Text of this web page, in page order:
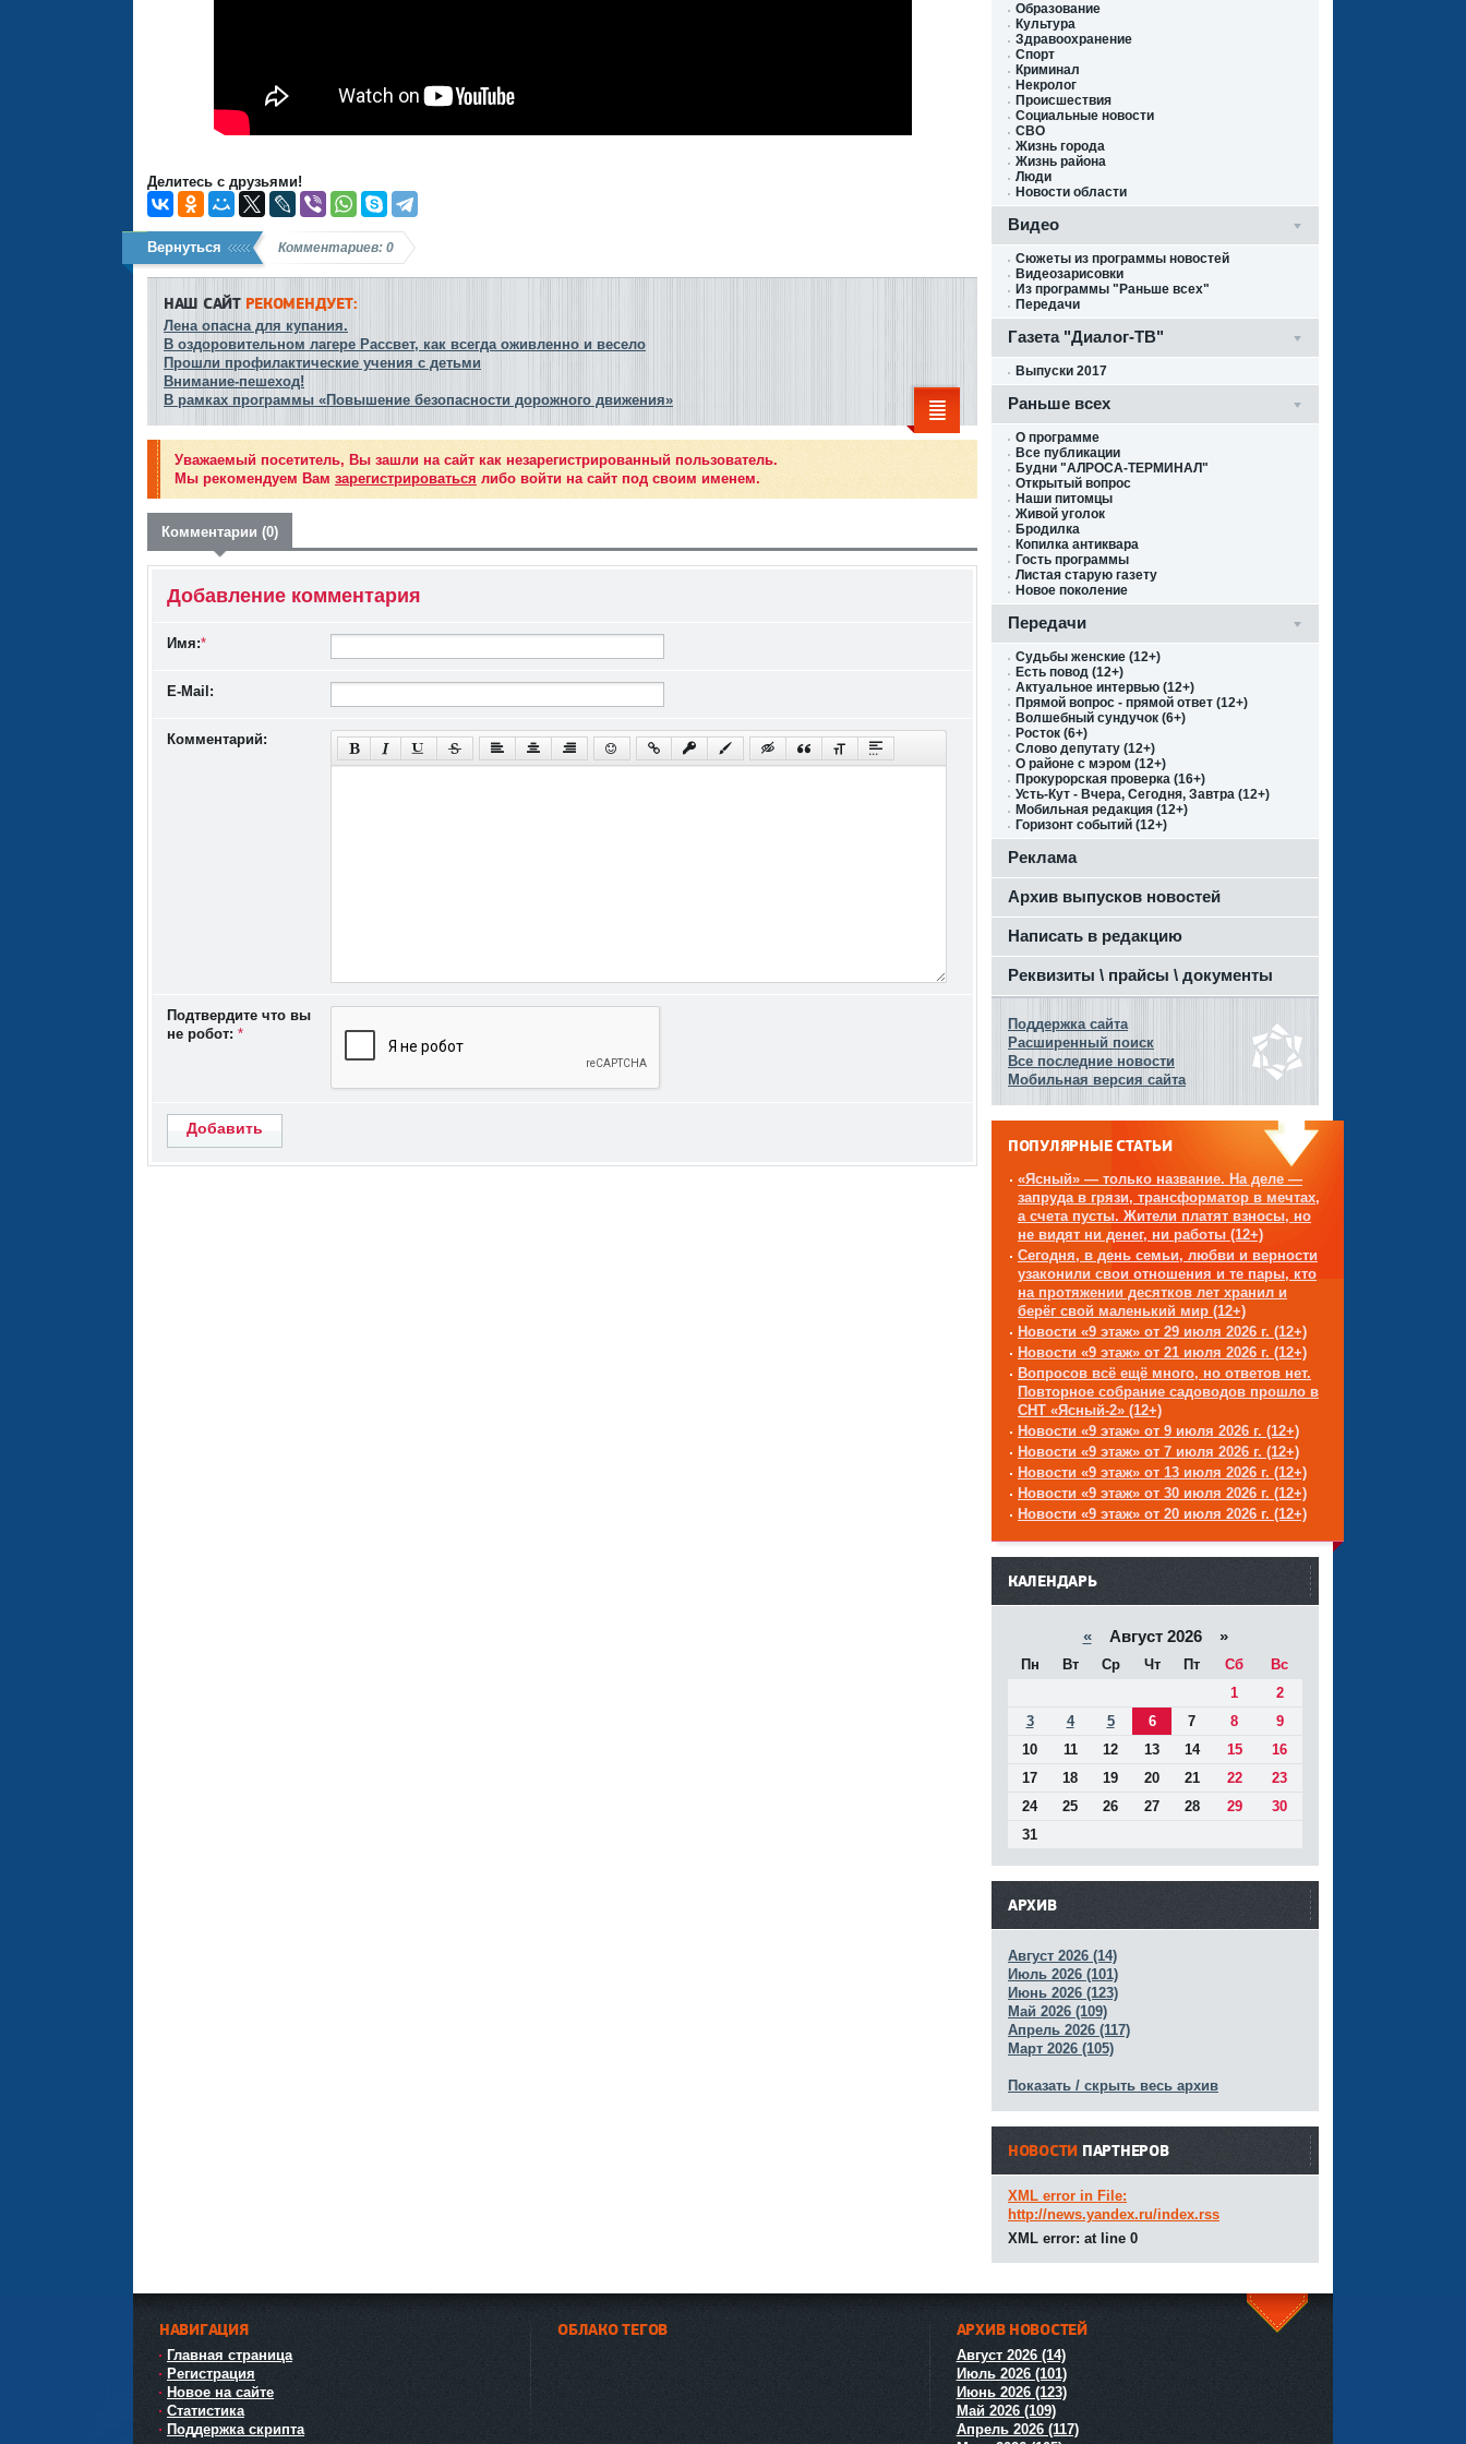
Делитесь с друзьями!
Вернуться Комментариев: 0
НАШ САЙТРЕКОМЕНДУЕТ:
Лена опасна для купания.
В оздоровительном лагере Рассвет, как всегда оживленно и весело
Прошли профилактические учения с детьми
Внимание-пешеход!
В рамках программы «Повышение безопасности дорожного движения»
Уважаемый посетитель, Вы зашли на сайт как незарегистрированный пользователь.
Мы рекомендуем Вам зарегистрироваться либо войти на сайт под своим именем.
Комментарии (0)
Добавление комментария
Имя:*
E-Mail:
Комментарий:
Подтвердите что вы
не робот: *
Добавить
Образование
Культура
Здравоохранение
Спорт
Криминал
Некролог
Происшествия
Социальные новости
СВО
Жизнь города
Жизнь района
Люди
Новости области
Видео
Сюжеты из программы новостей
Видеозарисовки
Из программы "Раньше всех"
Передачи
Газета "Диалог-ТВ"
Выпуски 2017
Раньше всех
О программе
Все публикации
Будни "АЛРОСА-ТЕРМИНАЛ"
Открытый вопрос
Наши питомцы
Живой уголок
Бродилка
Копилка антиквара
Гость программы
Листая старую газету
Новое поколение
Передачи
Судьбы женские (12+)
Есть повод (12+)
Актуальное интервью (12+)
Прямой вопрос - прямой ответ (12+)
Волшебный сундучок (6+)
Росток (6+)
Слово депутату (12+)
О районе с мэром (12+)
Прокурорская проверка (16+)
Усть-Кут - Вчера, Сегодня, Завтра (12+)
Мобильная редакция (12+)
Горизонт событий (12+)
Реклама
Архив выпусков новостей
Написать в редакцию
Реквизиты \ прайсы \ документы
Поддержка сайта
Расширенный поиск
Все последние новости
Мобильная версия сайта
ПОПУЛЯРНЫЕ СТАТЬИ
«Ясный» — только название. На деле —
запруда в грязи, трансформатор в мечтах,
а счета пусты. Жители платят взносы, но
не видят ни денег, ни работы (12+)
Сегодня, в день семьи, любви и верности
узаконили свои отношения и те пары, кто
на протяжении десятков лет хранил и
берёг свой маленький мир (12+)
Новости «9 этаж» от 29 июля 2026 г. (12+)
Новости «9 этаж» от 21 июля 2026 г. (12+)
Вопросов всё ещё много, но ответов нет.
Повторное собрание садоводов прошло в
СНТ «Ясный-2» (12+)
Новости «9 этаж» от 9 июля 2026 г. (12+)
Новости «9 этаж» от 7 июля 2026 г. (12+)
Новости «9 этаж» от 13 июля 2026 г. (12+)
Новости «9 этаж» от 30 июля 2026 г. (12+)
Новости «9 этаж» от 20 июля 2026 г. (12+)
------
КАЛЕНДАРЬ
«Август 2026 »
Пн Вт Ср Чт Пт Сб
Вс
1
2
3
4 5 6 7 8
9
10
11 12 13 14 15
16
17
18 19 20 21 22
23
24
25 26 27 28 29
30
31
АРХИВ
Август 2026 (14)
Июль 2026 (101)
Июнь 2026 (123)
Май 2026 (109)
Апрель 2026 (117)
Март 2026 (105)
Показать / скрыть весь архив
НОВОСТИ ПАРТНЕРОВ
XML error in File:
http://news.yandex.ru/index.rss
XML error: at line 0
НАВИГАЦИЯ
Главная страница
Регистрация
Новое на сайте
Статистика
Поддержка скрипта
ОБЛАКО ТЕГОВ АРХИВ НОВОСТЕЙ
Август 2026 (14)
Июль 2026 (101)
Июнь 2026 (123)
Май 2026 (109)
Апрель 2026 (117)